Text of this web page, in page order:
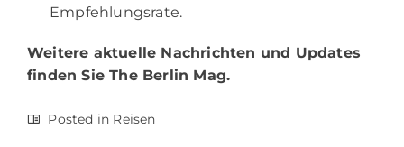
Empfehlungsrate.
Weitere aktuelle Nachrichten und Updates
finden SieThe Berlin Mag.
Posted in Reisen